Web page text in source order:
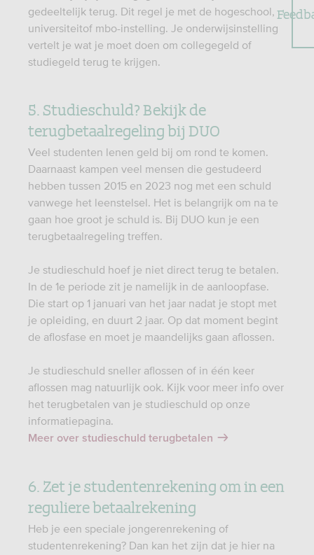
gedeeltelijk terug. Dit regel je met de hogeschool,
universiteitof mbo-instelling. Je onderwijsinstelling
vertelt je wat je moet doen om collegegeld of
studiegeld terug te krijgen.
5. Studieschuld? Bekijk de
terugbetaalregeling bij DUO
Veel studenten lenen geld bij om rond te komen.
Daarnaast kampen veel mensen die gestudeerd
hebben tussen 2015 en 2023 nog met een schuld
vanwege het leenstelsel. Het is belangrijk om na te
gaan hoe groot je schuld is. Bij DUO kun je een
terugbetaalregeling treffen.
Je studieschuld hoef je niet direct terug te betalen.
In de 1e periode zit je namelijk in de aanloopfase.
Die start op 1 januari van het jaar nadat je stopt met
je opleiding, en duurt 2 jaar. Op dat moment begint
de aflosfase en moet je maandelijks gaan aflossen.
Je studieschuld sneller aflossen of in één keer
aflossen mag natuurlijk ook. Kijk voor meer info over
het terugbetalen van je studieschuld op onze
informatiepagina.
Meer over studieschuld terugbetalen
6. Zet je studentenrekening om in een
reguliere betaalrekening
Heb je een speciale jongerenrekening of
studentenrekening? Dan kan het zijn dat je hier na